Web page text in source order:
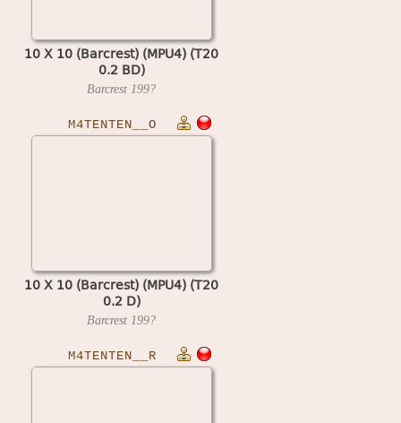
10 X 10 (Barcrest) (MPU4) (T20
0.2 BD)
Barcrest 199?
M4TENTEN__O
10 X 10 (Barcrest) (MPU4) (T20
0.2 D)
Barcrest 199?
M4TENTEN__R